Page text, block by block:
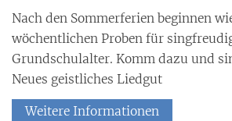
Nach den Sommerferien beginnen
wöchentlichen Proben für
Grundschulalter. Komm dazu und
Neues geistliches Liedgut
Weitere Informationen